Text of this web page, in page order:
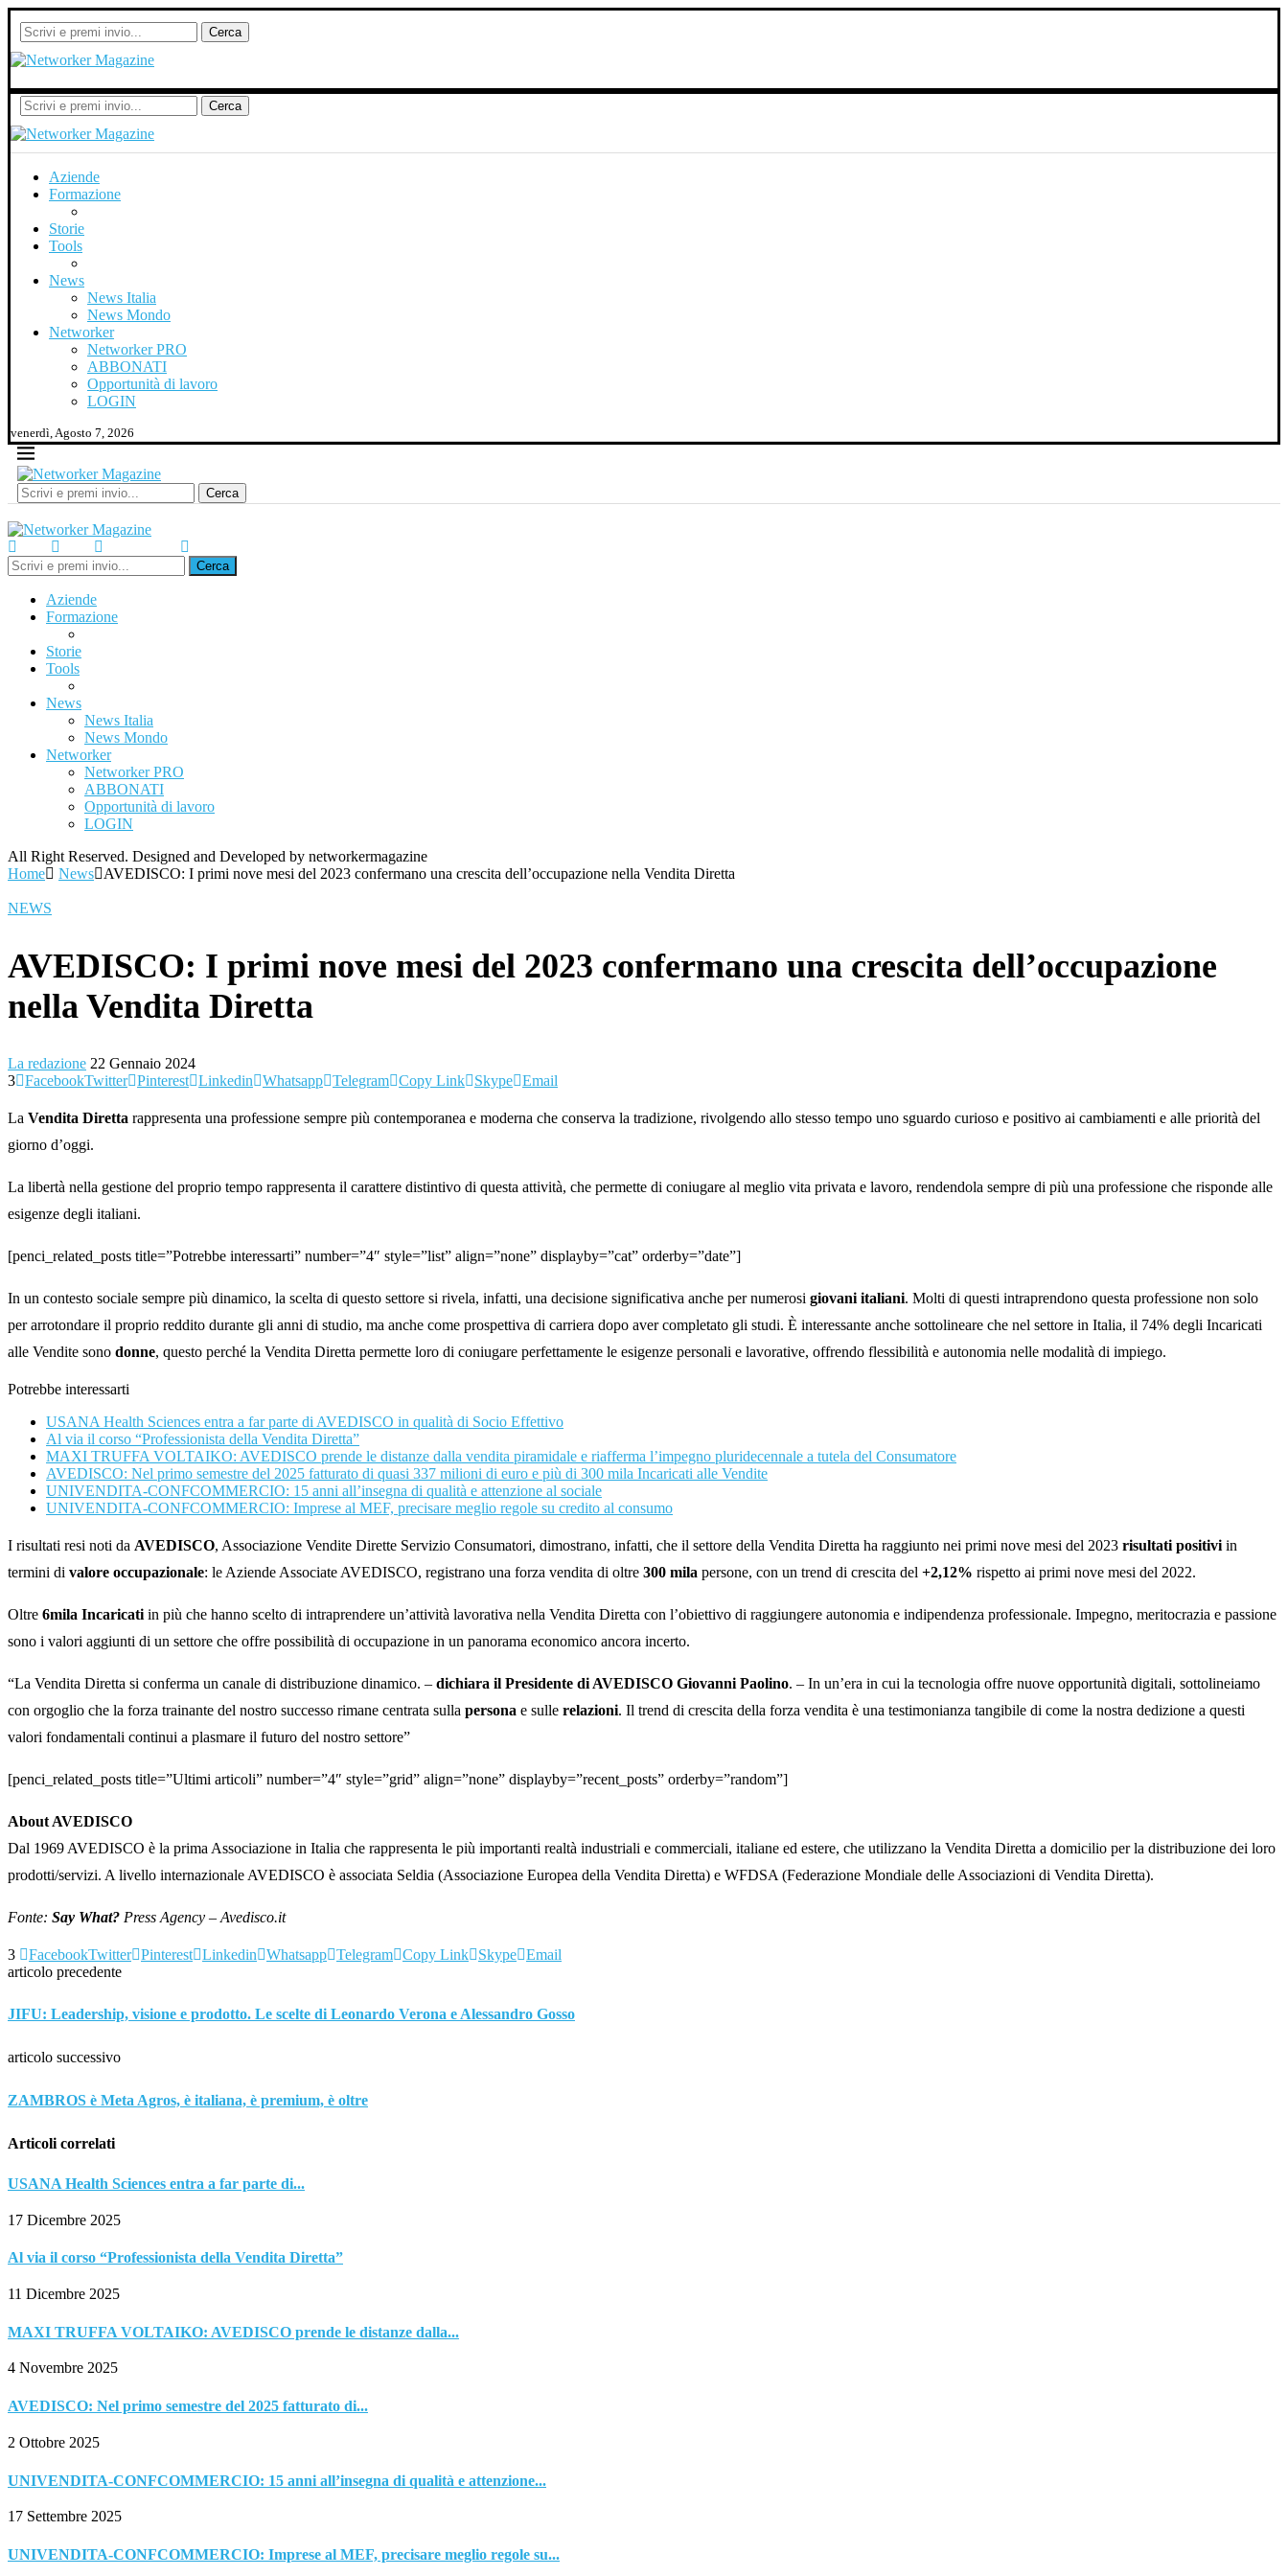
Cerca
Cerca
Aziende
Formazione
Storie
Tools
News
News Italia
News Mondo
Networker
Networker PRO
ABBONATI
Opportunità di lavoro
LOGIN
venerdì, Agosto 7, 2026
Cerca
Cerca
Aziende
Formazione
Storie
Tools
News
News Italia
News Mondo
Networker
Networker PRO
ABBONATI
Opportunità di lavoro
LOGIN
All Right Reserved. Designed and Developed by networkermagazine
Home
News AVEDISCO: I primi nove mesi del 2023 confermano una crescita dell’occupazione nella Vendita Diretta
NEWS
AVEDISCO: I primi nove mesi del 2023 confermano una crescita dell’occupazione
nella Vendita Diretta
La redazione 22 Gennaio 2024
3 FacebookTwitter Pinterest Linkedin Whatsapp Telegram Copy Link Skype Email
La Vendita Diretta rappresenta una professione sempre più contemporanea e moderna che conserva la tradizione, rivolgendo allo stesso tempo uno sguardo curioso e positivo ai cambiamenti e alle priorità del
giorno d’oggi.
La libertà nella gestione del proprio tempo rappresenta il carattere distintivo di questa attività, che permette di coniugare al meglio vita privata e lavoro, rendendola sempre di più una professione che risponde alle
esigenze degli italiani.
[penci_related_posts title=”Potrebbe interessarti” number=”4″ style=”list” align=”none” displayby=”cat” orderby=”date”]
In un contesto sociale sempre più dinamico, la scelta di questo settore si rivela, infatti, una decisione significativa anche per numerosi giovani italiani. Molti di questi intraprendono questa professione non solo
per arrotondare il proprio reddito durante gli anni di studio, ma anche come prospettiva di carriera dopo aver completato gli studi. È interessante anche sottolineare che nel settore in Italia, il 74% degli Incaricati
alle Vendite sono donne, questo perché la Vendita Diretta permette loro di coniugare perfettamente le esigenze personali e lavorative, offrendo flessibilità e autonomia nelle modalità di impiego.
Potrebbe interessarti
USANA Health Sciences entra a far parte di AVEDISCO in qualità di Socio Effettivo
Al via il corso “Professionista della Vendita Diretta”
MAXI TRUFFA VOLTAIKO: AVEDISCO prende le distanze dalla vendita piramidale e riafferma l’impegno pluridecennale a tutela del Consumatore
AVEDISCO: Nel primo semestre del 2025 fatturato di quasi 337 milioni di euro e più di 300 mila Incaricati alle Vendite
UNIVENDITA-CONFCOMMERCIO: 15 anni all’insegna di qualità e attenzione al sociale
UNIVENDITA-CONFCOMMERCIO: Imprese al MEF, precisare meglio regole su credito al consumo
I risultati resi noti da AVEDISCO, Associazione Vendite Dirette Servizio Consumatori, dimostrano, infatti, che il settore della Vendita Diretta ha raggiunto nei primi nove mesi del 2023 risultati positivi in
termini di valore occupazionale: le Aziende Associate AVEDISCO, registrano una forza vendita di oltre 300 mila persone, con un trend di crescita del +2,12% rispetto ai primi nove mesi del 2022.
Oltre 6mila Incaricati in più che hanno scelto di intraprendere un’attività lavorativa nella Vendita Diretta con l’obiettivo di raggiungere autonomia e indipendenza professionale. Impegno, meritocrazia e passione
sono i valori aggiunti di un settore che offre possibilità di occupazione in un panorama economico ancora incerto.
“La Vendita Diretta si conferma un canale di distribuzione dinamico. – dichiara il Presidente di AVEDISCO Giovanni Paolino. – In un’era in cui la tecnologia offre nuove opportunità digitali, sottolineiamo
con orgoglio che la forza trainante del nostro successo rimane centrata sulla persona e sulle relazioni. Il trend di crescita della forza vendita è una testimonianza tangibile di come la nostra dedizione a questi
valori fondamentali continui a plasmare il futuro del nostro settore”
[penci_related_posts title=”Ultimi articoli” number=”4″ style=”grid” align=”none” displayby=”recent_posts” orderby=”random”]
About AVEDISCO
Dal 1969 AVEDISCO è la prima Associazione in Italia che rappresenta le più importanti realtà industriali e commerciali, italiane ed estere, che utilizzano la Vendita Diretta a domicilio per la distribuzione dei loro
prodotti/servizi. A livello internazionale AVEDISCO è associata Seldia (Associazione Europea della Vendita Diretta) e WFDSA (Federazione Mondiale delle Associazioni di Vendita Diretta).
Fonte: Say What? Press Agency – Avedisco.it
3 FacebookTwitter Pinterest Linkedin Whatsapp Telegram Copy Link Skype Email
articolo precedente
JIFU: Leadership, visione e prodotto. Le scelte di Leonardo Verona e Alessandro Gosso
articolo successivo
ZAMBROS è Meta Agros, è italiana, è premium, è oltre
Articoli correlati
USANA Health Sciences entra a far parte di...
17 Dicembre 2025
Al via il corso “Professionista della Vendita Diretta”
11 Dicembre 2025
MAXI TRUFFA VOLTAIKO: AVEDISCO prende le distanze dalla...
4 Novembre 2025
AVEDISCO: Nel primo semestre del 2025 fatturato di...
2 Ottobre 2025
UNIVENDITA-CONFCOMMERCIO: 15 anni all’insegna di qualità e attenzione...
17 Settembre 2025
UNIVENDITA-CONFCOMMERCIO: Imprese al MEF, precisare meglio regole su...